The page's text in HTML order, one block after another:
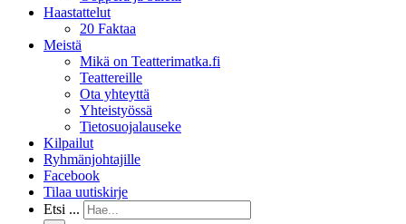
Haastattelut
20 Faktaa
Meistä
Mikä on Teatterimatka.fi
Teattereille
Ota yhteyttä
Yhteistyössä
Tietosuojalauseke
Kilpailut
Ryhmänjohtajille
Facebook
Tilaa uutiskirje
Etsi ...